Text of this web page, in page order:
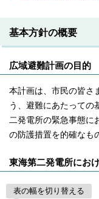
基本方針の概要
広域避難計画の目的
本計画は、市民の皆さ
う、避難にあたっての
二発電所の緊急事態に
の防護措置を的確なも
東海第二発電所にお
表の幅を切り替える